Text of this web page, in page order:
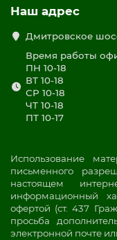
Наш адрес
Дмитровское
Время работы
ПН 10-18
ВТ 10-18
СР 10-18
ЧТ 10-18
ПТ 10-17
Использование
письменного
настоящем
информационный
офертой (ст. 437
просьба
электронной почте